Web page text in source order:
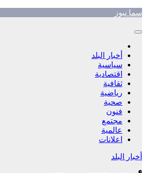
Skip
content
سما نيوز
أخبار البلد
سياسية
اقتصادية
ثقافية
رياضية
صحية
فنون
مجتمع
عالمية
اعلانات
أخبار البلد